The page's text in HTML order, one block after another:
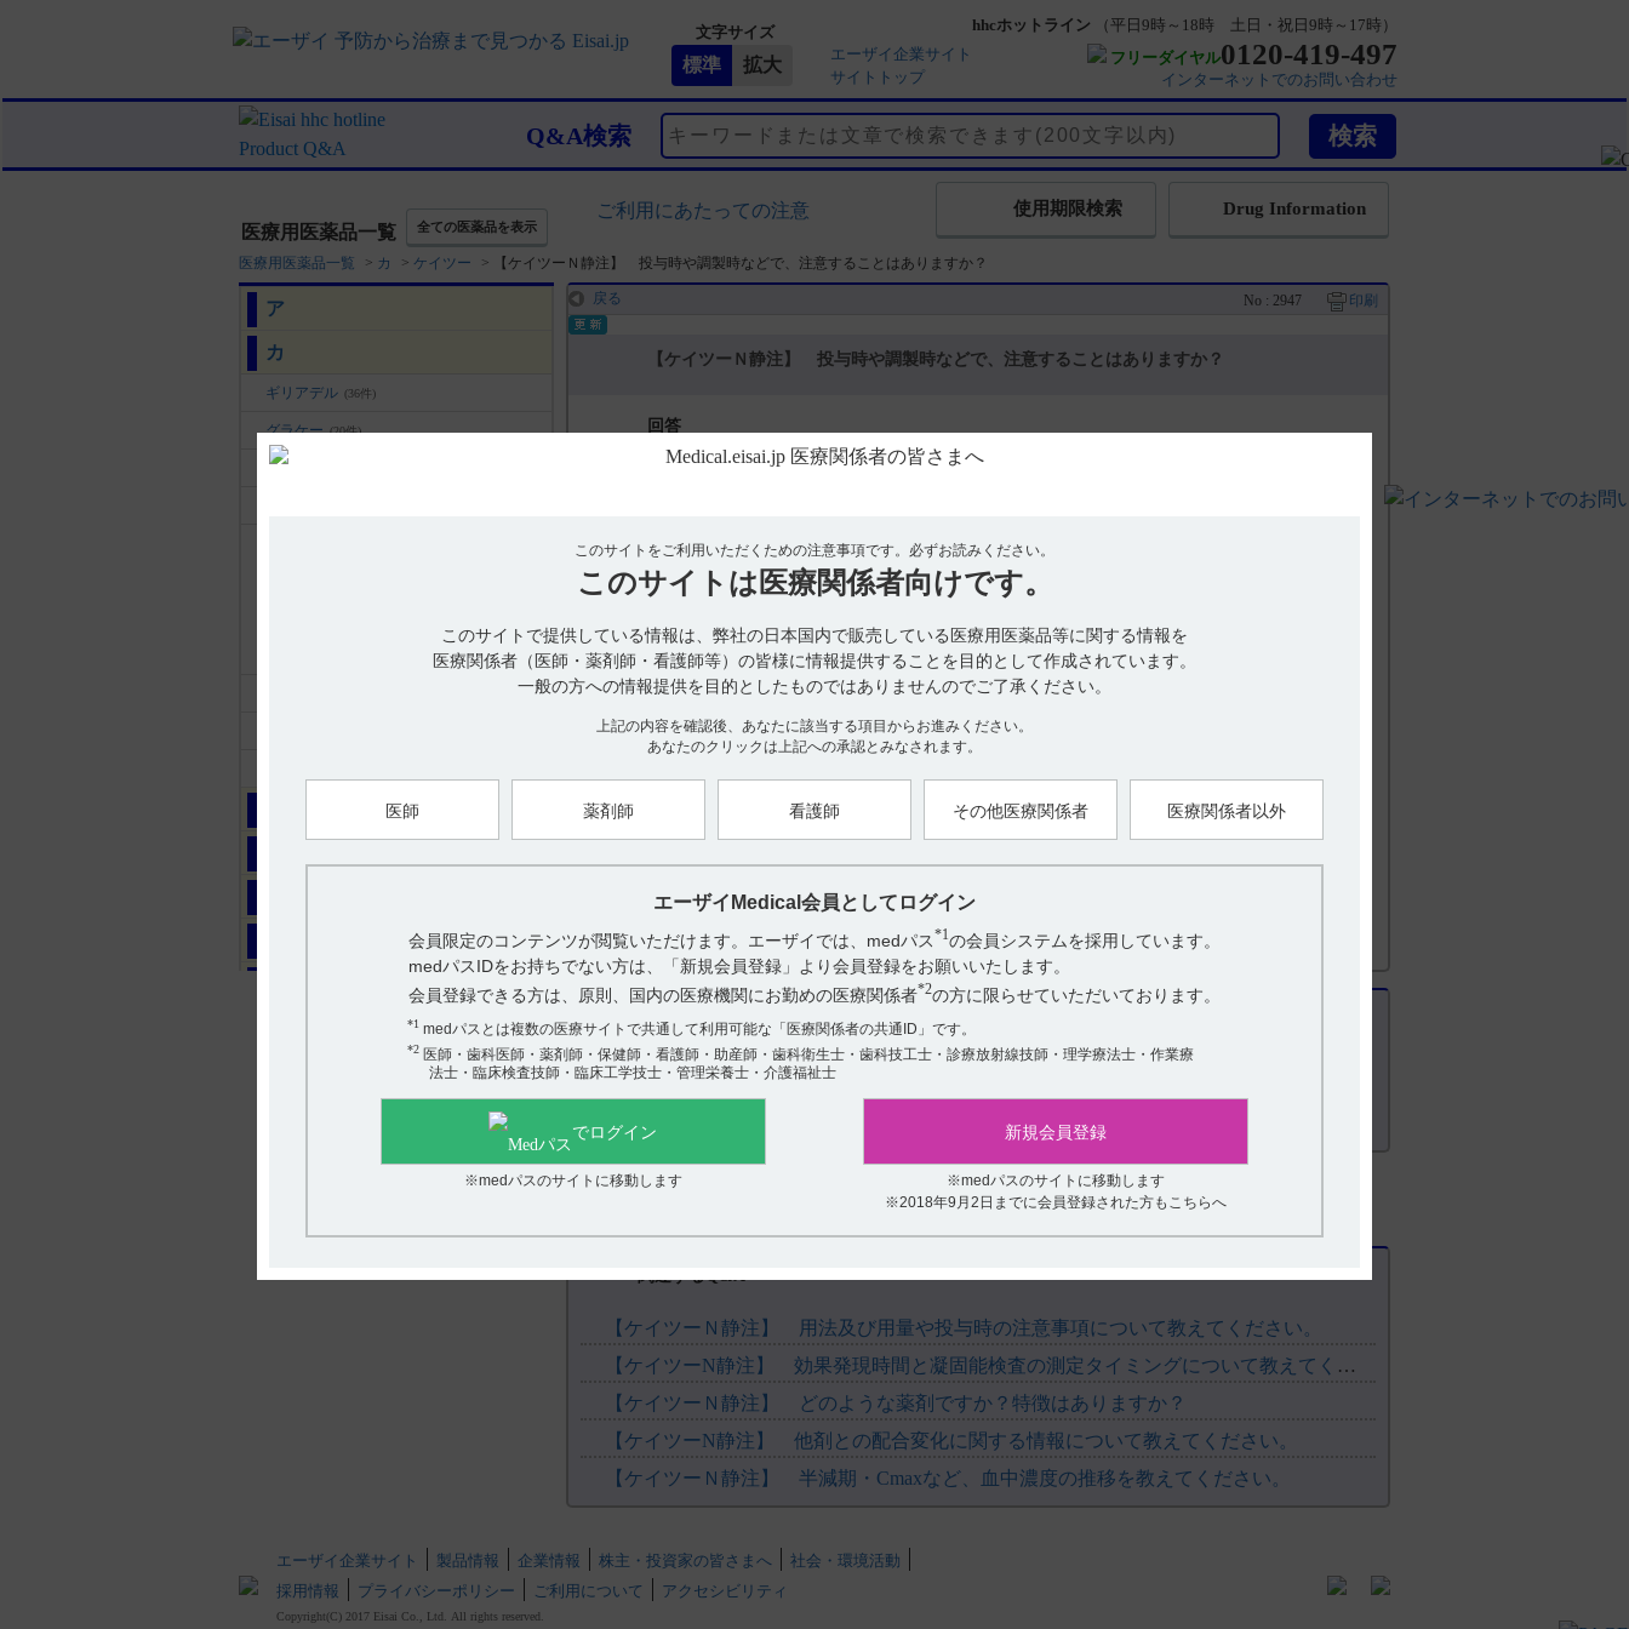
文字サイズ
エーザイ企業サイト
サイトトップ
hhcホットライン
（平日9時～18時 土日・祝日9時～17時）
フリーダイヤル0120-419-497
インターネットでのお問い合わせ
Q&A検索
医療用医薬品一覧 全ての医薬品を表示
ご利用にあたっての注意 Drug Information
使用期限検索
医療用医薬品一覧 > カ > ケイツー > 【ケイツーＮ静注】 投与時や調製時などで、注意することはありますか？
ア
カ
ギリアデル (36件)
グラケー (20件)
クリアクター
このサイトをご利用いただくための注意事項です。 必ずお読みください。
このサイトは 医療関係者向けです。
このサイトで提供している情報は、弊社の日本国内で販売している医療用医薬品等に関する情報を
医療関係者（医師・薬剤師・看護師等）の皆様に情報提供することを目的として作成されています。
一般の方への情報提供を目的としたものではありませんのでご了承ください。
上記の内容を確認後、あなたに該当する項目からお進みください。
あなたのクリックは上記への承認とみなされます。
医師 薬剤師 看護師 その他医療関係者 医療関係者以外
エーザイMedical会員としてログイン
会員限定のコンテンツが閲覧いただけます。エーザイでは、medパス*1の会員システムを採用しています。
medパスIDをお持ちでない方は、「新規会員登録」より会員登録をお願いいたします。
会員登録できる方は、原則、国内の医療機関にお勤めの医療関係者*2の方に限らせていただいております。
*1medパスとは複数の医療サイトで共通して利用可能な「医療関係者の共通ID」です。
*2医師・歯科医師・薬剤師・保健師・看護師・助産師・歯科衛生士・歯科技工士・診療放射線技師・理学療法士・作業療
法士・臨床検査技師・臨床工学技士・管理栄養士・介護福祉士
でログイン
※medパスのサイトに移動します
新規会員登録
※medパスのサイトに移動します
※2018年9月2日までに会員登録された方もこちらへ
戻る No : 2947 印刷
【ケイツーＮ静注】 投与時や調製時などで、注意することはありますか？
回答
14．1薬剤調製時の注意
14．1．1点滴静注を行う場合には、日本薬局方生理食塩液又は5％ブドウ糖液で希釈し、単独の点滴ラインで持
続投与すること。（引用1）
14．1．2本剤は可溶化剤として精製ダイズレシチンを使用しており、他の薬剤との配合により可溶化力が低下
し配合変化を起こすことがある。ファイナルフィルターを使用し点滴静注すると、通常より早くフィルターの
目詰まりを起こす可能性がある。（引用2）
14．1．3本剤は、血漿増量剤（デキストラン製剤等）、ヘパリン製剤と配合変化を起こすため、配合は避ける
こと。（引用3）
14．2薬剤投与時の注意
14．2．1点滴静注する場合は、本剤の光分解を防ぐため、遮光カバーを用いるなど十分に注意すること。（引
14．2．2急速に投与するとショック症状があらわれることがあるので、点滴静注が望ましいが、静注する場合
は、緩徐に注射すること。（引用5）
14．2．3ポリ塩化ビニル製の輸液セット等を使用した場合、可塑剤であるDEHP［di‐（2‐ethylhexyl）
phthalate：フタル酸ジ‐（2‐エチルヘキシル）］が製剤中に溶出するおそれがあるので、DEHPを含まない輸液
セット等を使用することが望ましい。（引用6）
20．取扱い上の注意
20．1本剤は、保管中の品質の安定性確保のためLPEパック（Light Protect Easy open pack）を使用している
ので、LPEパックの状態で保存し、使用直前にLPEパックから取り出すこと。アンプルのままでは、光で分解
し、含量が低下する。（引用7）
【引用】
1）ケイツーN静注10mg電子添文 2023年5月改訂（第1版） 14．適用上の注意 14．1薬剤調製時の注意 14．1．
1
2
4）ケイツーN静注10mg電子添文 2023年5月改訂（第1版） 14．適用上の注意 14．2薬剤投与時の注意 14．2．
5）ケイツーN静注10mg電子添文 2023年5月改訂（第1版） 14．適用上の注意 14．2薬剤投与時の注意 14．2．
6）ケイツーN静注10mg電子添文 2023年5月改訂（第1版） 14．適用上の注意 14．2薬剤投与時の注意 14．2．
7）ケイツーN静注10mg電子添文 2023年5月改訂（第1版） 20．取扱い上の注意 20．1
2024年2月
役に立った
役に立たなかった
関連するQ&A
【ケイツーＮ静注】 用法及び用量や投与時の注意事項について教えてください。
【ケイツーN静注】 効果発現時間と凝固能検査の測定タイミングについて教えてください。
【ケイツーＮ静注】 どのような薬剤ですか？特徴はありますか？
【ケイツーN静注】 他剤との配合変化に関する情報について教えてください。
【ケイツーＮ静注】 半減期・Cmaxなど、血中濃度の推移を教えてください。
エーザイ企業サイト 製品情報 企業情報 株主・投資家の皆さまへ
社会・環境活動
採用情報
プライバシーポリシー ご利用について アクセシビリティ
Copyright(C) 2017 Eisai Co., Ltd. All rights reserved.